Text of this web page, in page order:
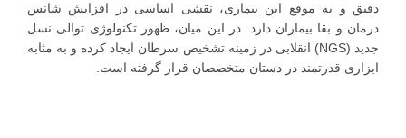
دقیق و به موقع این بیماری، نقشی اساسی در افزایش شانس
درمان و بقا بیماران دارد. در این میان، ظهور تکنولوژی توالی نسل
جدید (NGS) انقلابی در زمینه تشخیص سرطان ایجاد کرده و به مثابه
ابزاری قدرتمند در دستان متخصصان قرار گرفته است.